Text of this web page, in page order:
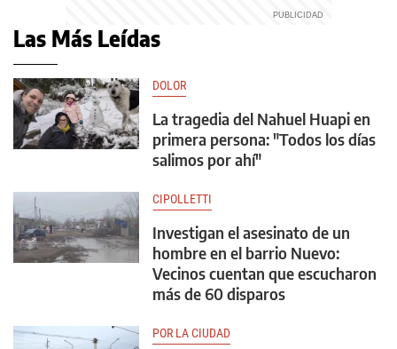
Las Más Leídas
DOLOR
La tragedia del Nahuel Huapi en
primera persona: "Todos los días
salimos por ahí"
CIPOLLETTI
Investigan el asesinato de un
hombre en el barrio Nuevo:
Vecinos cuentan que escucharon
más de 60 disparos
POR LA CIUDAD